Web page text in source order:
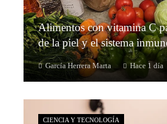
Alimentos con vitamina C
de la piel y el sistema
García Herrera Marta Hace 1 día
CIENCIA Y TECNOLOGÍA